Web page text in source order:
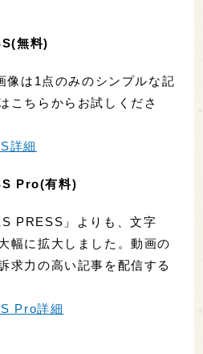
無料)
像は1点のみのシンプルな記
こちらからお試しくださ
詳細
Pro(有料)
PRESS」よりも、文字
幅に拡大しました。動画の
求力の高い記事を配信する
Pro詳細